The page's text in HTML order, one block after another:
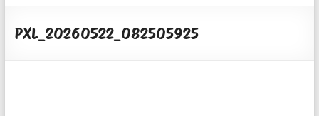
PXL_20260522_082505925